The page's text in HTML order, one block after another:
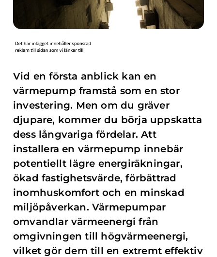
Vid en första anblick kan en
värmepump framstå som en stor
investering. Men om du gräver
djupare, kommer du börja uppskatta
dess långvariga fördelar. Att
installera en värmepump innebär
potentiellt lägre energiräkningar,
ökad fastighetsvärde, förbättrad
inomhuskomfort och en minskad
miljöpåverkan. Värmepumpar
omvandlar värmeenergi från
omgivningen till högvärmeenergi,
vilket gör dem till en extremt effektiv